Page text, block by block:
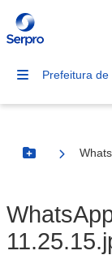
Prefeitura de
Botão Menu